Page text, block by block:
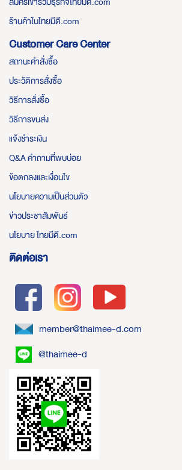
ร้านค้าในไทยมีดี.com
Customer Care Center
สถานะคำสั่งซื้อ
ประวัติการสั่งซื้อ
วิธีการสั่งซื้อ
วิธีการขนส่ง
แจ้งชำระเงิน
Q&A คำถามที่พบบ่อย
ข้อตกลงและเงื่อนไข
นโยบายความเป็นส่วนตัว
ข่าวประชาสัมพันธ์
นโยบาย ไทยมีดี.com
ติดต่อเรา
member@thaimee-d.com
@thaimee-d